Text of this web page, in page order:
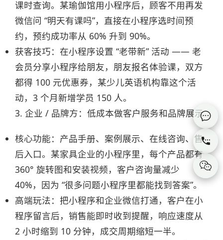
课时查询。某瑜伽馆用小程序后，顾客不用再发
微信问 “明天有课吗”，直接在小程序选时间预
约，预约成功率从 60% 升到 90%。​
获客技巧：在小程序设置 “老带新” 活动 —— 老
会员分享小程序给朋友，朋友报名体验课，双方
都得 100 元优惠券，某少儿英语机构靠这个活
动，3 个月新增学员 150 人。​
3. 企业 / 品牌方：低成本做客户服务和品牌展示​
核心功能：产品手册、案例展示、在线咨询、售
后入口。某家具企业的小程序里，每个产品都有
360° 旋转图和安装视频，客户咨询量减少
40%，因为 “很多问题小程序里都能找到答案”。​
高端玩法：把小程序和企业微信打通，客户在小
程序留言后，销售能即时收到提醒，响应速度从
2 小时缩到 10 分钟，成交周期缩短一半。​


